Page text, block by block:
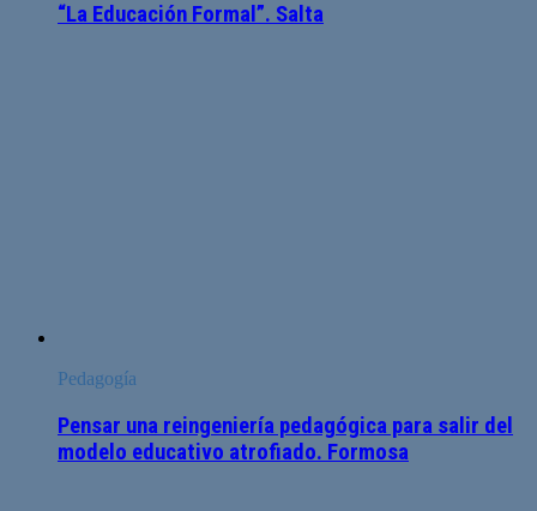
“La Educación Formal”. Salta
Pedagogía
Pensar una reingeniería pedagógica para salir del
modelo educativo atrofiado. Formosa